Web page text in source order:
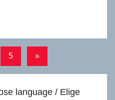
5
Следующие
»
language / Elige